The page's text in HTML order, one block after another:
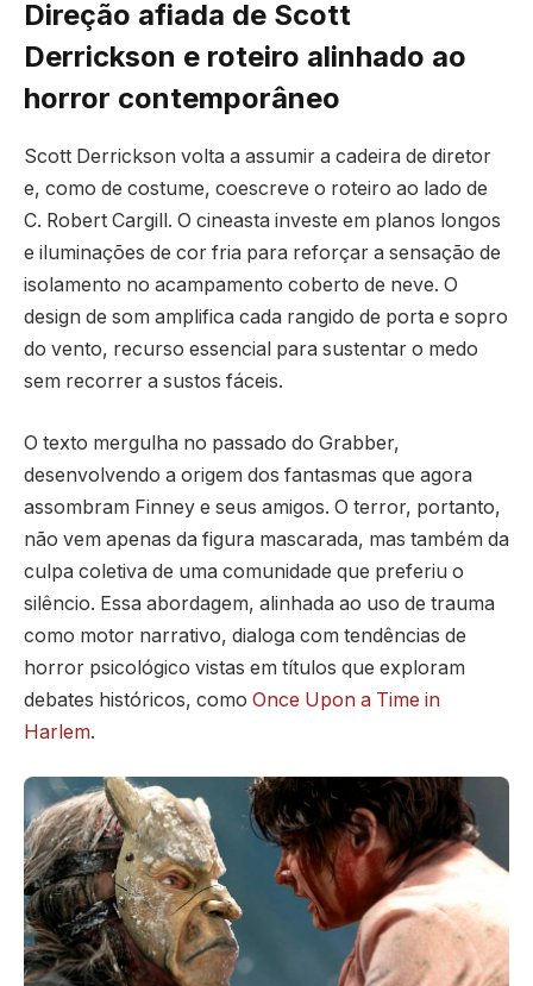
Direção afiada de Scott
Derrickson e roteiro alinhado ao
horror contemporâneo
Scott Derrickson volta a assumir a cadeira de diretor
e, como de costume, coescreve o roteiro ao lado de
C. Robert Cargill. O cineasta investe em planos longos
e iluminações de cor fria para reforçar a sensação de
isolamento no acampamento coberto de neve. O
design de som amplifica cada rangido de porta e sopro
do vento, recurso essencial para sustentar o medo
sem recorrer a sustos fáceis.
O texto mergulha no passado do Grabber,
desenvolvendo a origem dos fantasmas que agora
assombram Finney e seus amigos. O terror, portanto,
não vem apenas da figura mascarada, mas também da
culpa coletiva de uma comunidade que preferiu o
silêncio. Essa abordagem, alinhada ao uso de trauma
como motor narrativo, dialoga com tendências de
horror psicológico vistas em títulos que exploram
debates históricos, como Once Upon a Time in
Harlem.